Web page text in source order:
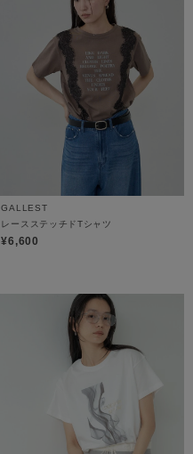
GALLEST
レースステッチドTシャツ
¥6,600